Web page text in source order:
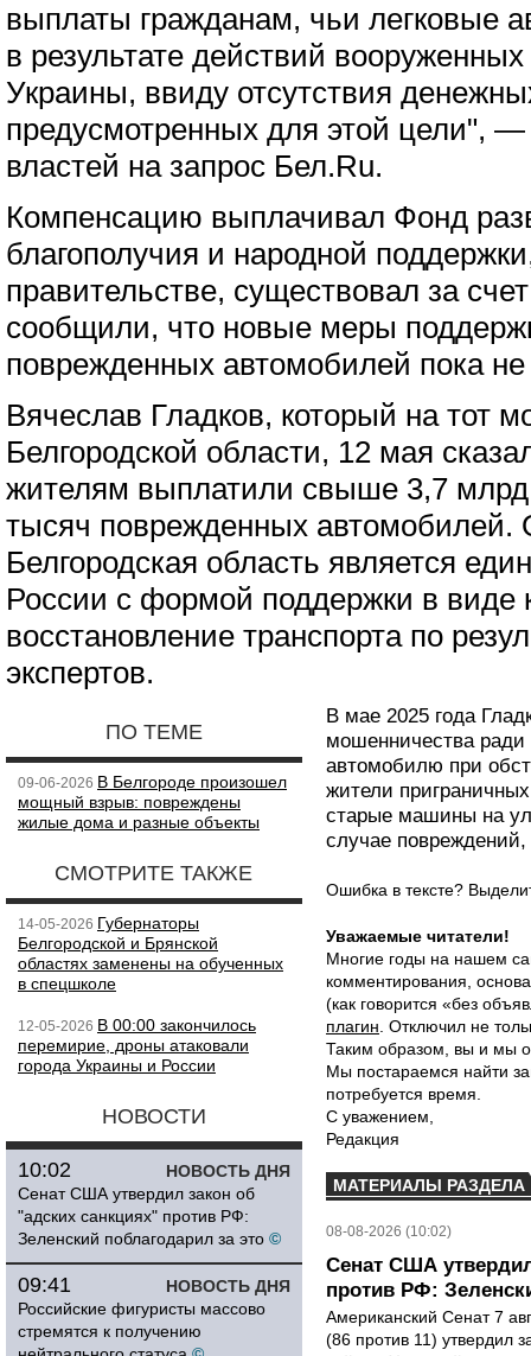
выплаты гражданам, чьи легковые
в результате действий
Украины, ввиду отсутствия
предусмотренных для этой цели", —
властей на запрос Бел.Ru.
Компенсацию выплачивал Фонд
благополучия и народной
правительстве, существовал за
сообщили, что новые меры
поврежденных автомобилей пока
Вячеслав Гладков, который на тот
Белгородской области, 12 мая
жителям выплатили свыше 3,7
тысяч поврежденных автомобилей.
Белгородская область является
России с формой поддержки в виде
восстановление транспорта по
экспертов.
ПО ТЕМЕ
09-06-2026 В Белгороде произошел
мощный взрыв: повреждены
жилые дома и разные объекты
СМОТРИТЕ ТАКЖЕ
14-05-2026 Губернаторы
Белгородской и Брянской
областях заменены на обученных
в спецшколе
12-05-2026 В 00:00 закончилось
перемирие, дроны атаковали
города Украины и России
НОВОСТИ
НОВОСТЬ ДНЯ
10:02
Сенат США утвердил закон об
"адских санкциях" против РФ:
Зеленский поблагодарил за это ©
НОВОСТЬ ДНЯ
09:41
Российские фигуристы массово
стремятся к получению
В мае 2025 года
мошенничества
автомобилю при
жители
старые машины на
случае повреждений,
Ошибка в тексте?
Уважаемые читатели!
Многие годы на нашем
комментирования,
(как говорится «без
плагин . Отключил не
Таким образом, вы и мы
Мы постараемся найти
потребуется время.
С уважением,
Редакция
МАТЕРИАЛЫ РАЗДЕЛА
08-08-2026 (10:02)
Сенат США
против РФ:
Американский Сенат 7
(86 против 11) утвердил